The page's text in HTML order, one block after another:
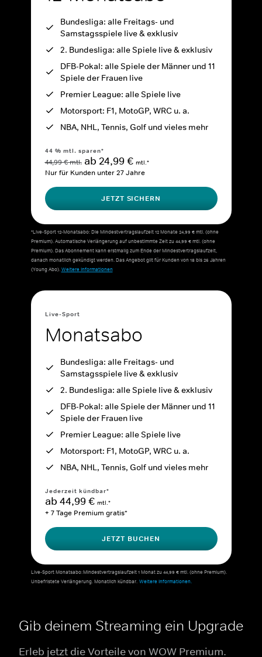
Bundesliga: alle Freitags- und
Samstagsspiele live & exklusiv
2. Bundesliga: alle Spiele live & exklusiv
DFB-Pokal: alle Spiele der Männer und 11
Spiele der Frauen live
Premier League: alle Spiele live
Motorsport: F1, MotoGP, WRC u. a.
NBA, NHL, Tennis, Golf und vieles mehr
44 % mtl. sparen*
44,99 € mtl. ab 24,99 € mtl.*
Nur für Kunden unter 27 Jahre
JETZT SICHERN
*Live-Sport 12-Monatsabo: Die Mindestvertragslaufzeit 12 Monate 24,99 € mtl. (ohne
Premium). Automatische Verlängerung auf unbestimmte Zeit zu 44,99 € mtl. (ohne
Premium). Das Abonnement kann erstmalig zum Ende der Mindestvertragslaufzeit,
danach monatlich gekündigt werden. Das Angebot gilt für Kunden von 18 bis 26 Jahren
(Young Abo).Weitere Informationen
Live-Sport
Monatsabo
Bundesliga: alle Freitags- und
Samstagsspiele live & exklusiv
2. Bundesliga: alle Spiele live & exklusiv
DFB-Pokal: alle Spiele der Männer und 11
Spiele der Frauen live
Premier League: alle Spiele live
Motorsport: F1, MotoGP, WRC u. a.
NBA, NHL, Tennis, Golf und vieles mehr
Jederzeit kündbar*
ab 44,99 € mtl.*
+ 7 Tage Premium gratis*
JETZT BUCHEN
Live-Sport Monatsabo: Mindestvertragslaufzeit 1 Monat zu 44,99 € mtl. (ohne Premium).
Unbefristete Verlängerung. Monatlich kündbar. Weitere Informationen.
Gib deinem Streaming ein Upgrade
Erleb jetzt die Vorteile von WOW Premium.